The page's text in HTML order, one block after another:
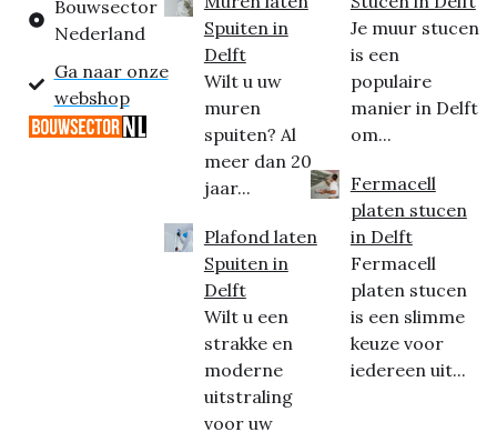
Bouwsector
Nederland
Ga naar onze
webshop
Spuiten in
Delft
Wilt u uw
muren
spuiten? Al
meer dan 20
jaar...
Plafond laten
Spuiten in
Delft
Wilt u een
strakke en
moderne
uitstraling
voor uw
Je muur stucen
is een
populaire
manier in Delft
om...
Fermacell
platen stucen
in Delft
Fermacell
platen stucen
is een slimme
keuze voor
iedereen uit...